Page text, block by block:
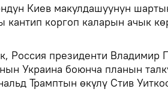
Киев макулдашуунун
кантип коргоп каларын ачык
Россия президенти Владимир
Украина боюнча планын
Трамптын өкүлү Стив